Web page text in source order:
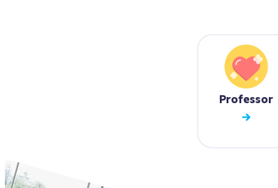
Professor